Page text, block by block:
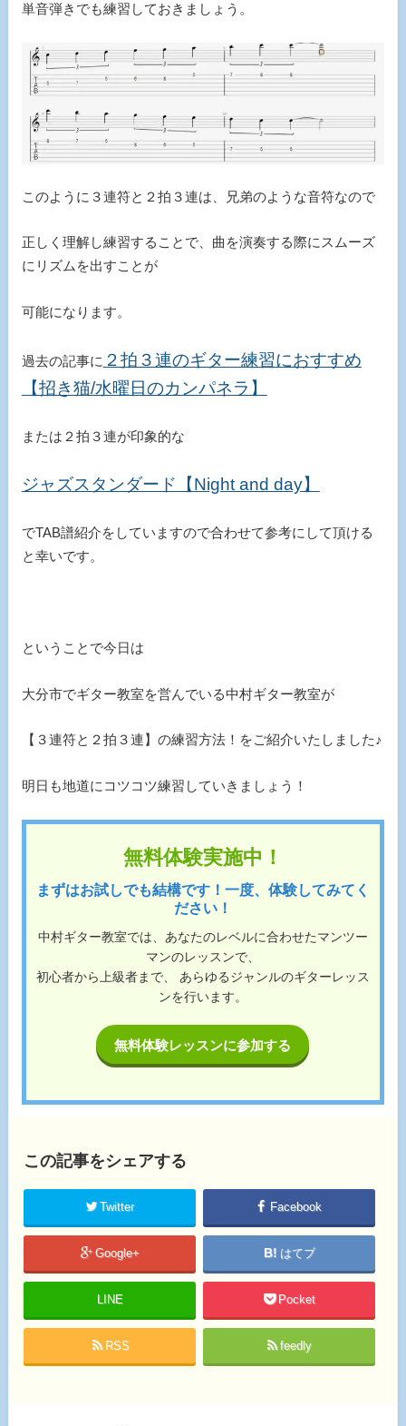
単音弾きでも練習しておきましょう。
このように３連符と２拍３連は、兄弟のような音符なので
正しく理解し練習することで、曲を演奏する際にスムーズ
にリズムを出すことが
可能になります。
過去の記事に ２拍３連のギター練習におすすめ
【招き猫/水曜日のカンパネラ】
または２拍３連が印象的な
ジャズスタンダード【Night and day】
でTAB譜紹介をしていますので合わせて参考にして頂ける
と幸いです。
ということで今日は
大分市でギター教室を営んでいる中村ギター教室が
【３連符と２拍３連】の練習方法！をご紹介いたしました♪
明日も地道にコツコツ練習していきましょう！
無料体験実施中！
まずはお試しでも結構です！一度、体験してみてく
ださい！
中村ギター教室では、あなたのレベルに合わせたマンツー
マンのレッスンで、
初心者から上級者まで、 あらゆるジャンルのギターレッス
ンを行います。
無料体験レッスンに参加する
この記事をシェアする
Twitter Facebook
Google+ はてブ
LINE Pocket
RSS feedly